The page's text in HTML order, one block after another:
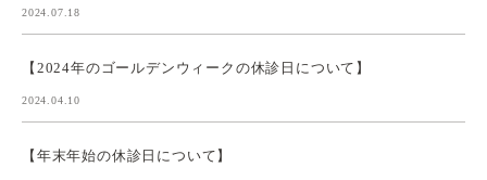
2024.07.18
【2024年のゴールデンウィークの休診日について】
2024.04.10
【年末年始の休診日について】